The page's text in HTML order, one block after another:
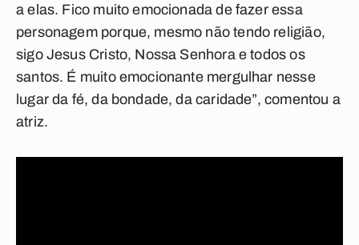
a elas. Fico muito emocionada de fazer essa
personagem porque, mesmo não tendo religião,
sigo Jesus Cristo, Nossa Senhora e todos os
santos. É muito emocionante mergulhar nesse
lugar da fé, da bondade, da caridade”, comentou a
atriz.